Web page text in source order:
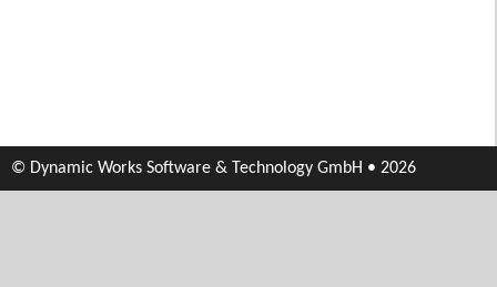
© Dynamic Works Software & Technology GmbH • 2026